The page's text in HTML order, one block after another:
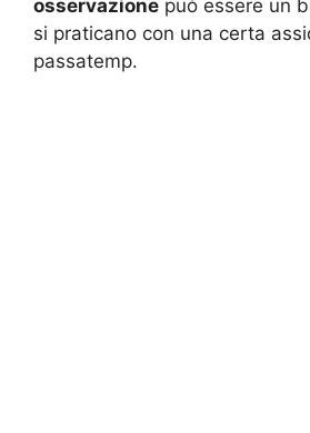
osservazione può essere un
si praticano con una certa
passatemp.